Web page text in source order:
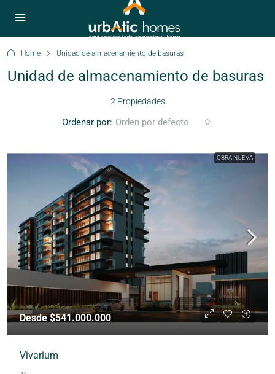
Home Unidad de almacenamiento de basuras
Unidad de almacenamiento de basuras
2 Propiedades
Ordenar por: Orden por defecto
OBRA NUEVA
Desde $541.000.000
Vivarium